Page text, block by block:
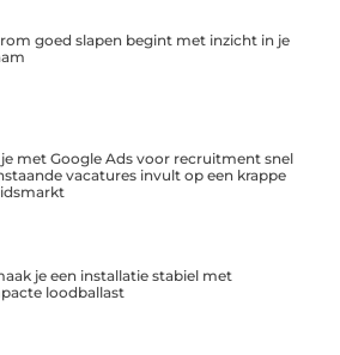
goed slapen begint met inzicht in je
met Google Ads voor recruitment snel
vacatures invult op een krappe
je een installatie stabiel met
loodballast